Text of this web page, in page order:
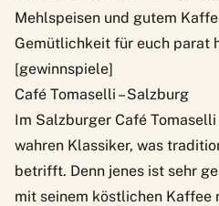
Mehlspeisen und gutem
Gemütlichkeit für euch parat
[gewinnspiele]
Café Tomaselli – Salzburg
Im Salzburger Café
wahren Klassiker, was
betrifft. Denn jenes ist sehr
mit seinem köstlichen Kaffee